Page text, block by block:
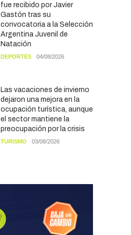
fue recibido por Javier
Gastón tras su
convocatoria a la Selección
Argentina Juvenil de
Natación
DEPORTES 04/08/2026
Las vacaciones de invierno
dejaron una mejora en la
ocupación turística, aunque
el sector mantiene la
preocupación por la crisis
TURISMO 03/08/2026
hidrometeorológica para
fortalecer el monitoreo y la
prevención ante eventos